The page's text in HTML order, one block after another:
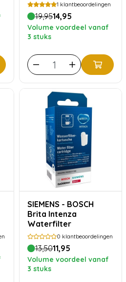
1 klantbeoordelingen
19,9514,95
Volume voordeel vanaf
3 stuks
SIEMENS - BOSCH
Brita Intenza
Waterfilter
0 klantbeoordelingen
13,5011,95
Volume voordeel vanaf
3 stuks